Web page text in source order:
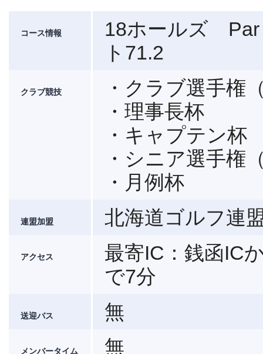
コース情報
18ホールズ
ト71.2
クラブ競技
・クラブ選手権
・理事長杯
・キャプテン杯
・シニア選手権
・月例杯
連盟加盟 北海道ゴルフ連
アクセス
最寄IC：銭函IC
で7分
送迎バス 無
メンバータイム 無